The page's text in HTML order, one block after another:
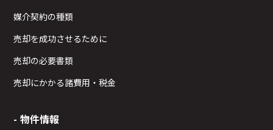
媒介契約の種類
売却を成功させるために
売却の必要書類
売却にかかる諸費用・税金
物件情報